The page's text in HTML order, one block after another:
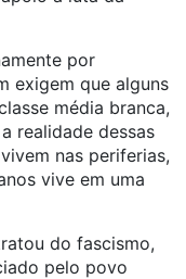
por
exigem que alguns
média branca,
realidade dessas
nas periferias,
vive em uma
do fascismo,
pelo povo